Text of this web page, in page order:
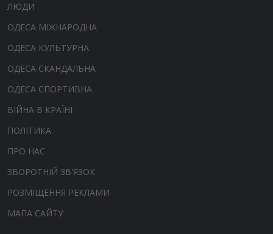
ЛЮДИ
ОДЕСА МІЖНАРОДНА
ОДЕСА КУЛЬТУРНА
ОДЕСА СКАНДАЛЬНА
ОДЕСА СПОРТИВНА
ВІЙНА В КРАЇНІ
ПОЛІТИКА
ПРО НАС
ЗВОРОТНІЙ ЗВ'ЯЗОК
РОЗМІЩЕННЯ РЕКЛАМИ
МАПА САЙТУ